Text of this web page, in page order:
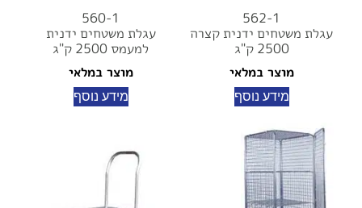
562-1
עגלת משטחים ידנית קצרה
2500 ק"ג
מוצר במלאי
מידע נוסף
560-1
עגלת משטחים ידנית
למעמס 2500 ק"ג
מוצר במלאי
מידע נוסף